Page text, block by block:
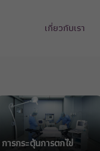
เกี่ยวกับเรา
การกระตุ้นการตกไข่